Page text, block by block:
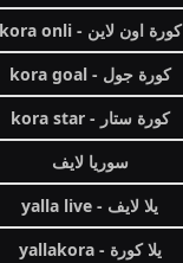
كورة اون لاين - kora onli
كورة جول - kora goal
كورة ستار - kora star
سوريا لايف
يلا لايف - yalla live
يلا كورة - yallakora